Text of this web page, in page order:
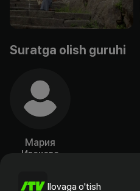
Suratga olish guruhi
Mapия
Ивaкoвa
Ilovaga o'tish